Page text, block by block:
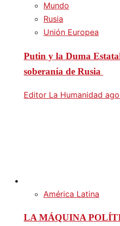
Mundo
Rusia
Unión Europea
Putin y la Duma
soberanía de Rusia
Editor La Humanidad
América Latina
LA MÁQUINA